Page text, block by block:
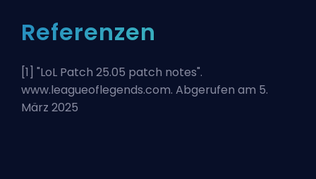
Referenzen
[1] "LoL Patch 25.05 patch notes".
www.leagueoflegends.com. Abgerufen am 5.
März 2025